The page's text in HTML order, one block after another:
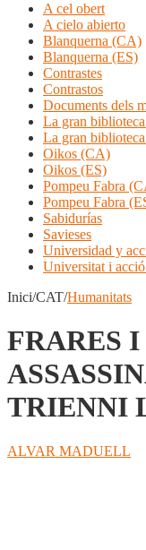
A cel obert
A cielo abierto
Blanquerna (CA)
Blanquerna (ES)
Contrastes
Contrastos
Documents dels
La gran
La gran
Oikos (CA)
Oikos (ES)
Pompeu Fabra
Pompeu Fabra
Sabidurías
Savieses
Universidad y
Universitat i
Inici/CAT/Humanitats
FRARES
TRIENNI
ALVAR MADUELL